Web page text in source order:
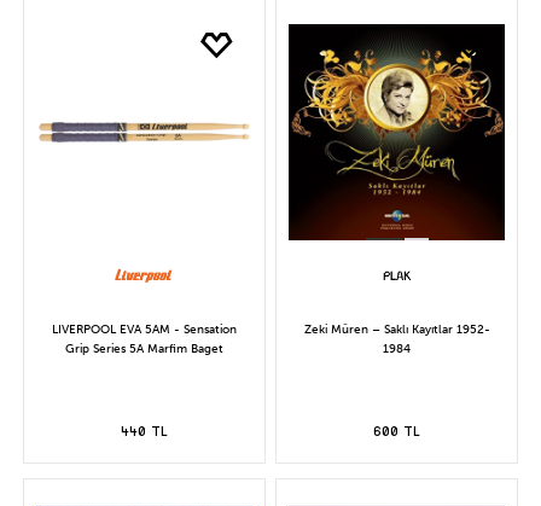
LIVERPOOL EVA 5AM - Sensation
Grip Series 5A Marfim Baget
440 TL
Zeki Müren – Saklı Kayıtlar 1952-
1984
600 TL